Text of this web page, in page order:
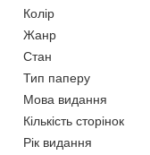
Колір
Жанр
Стан
Тип паперу
Мова видання
Кількість сторінок
Рік видання